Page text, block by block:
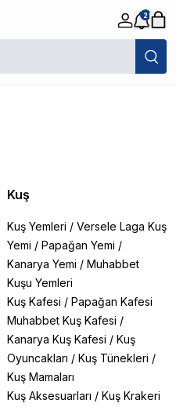
2
Kuş
Kuş Yemleri / Versele Laga Kuş
Yemi / Papağan Yemi /
Kanarya Yemi / Muhabbet
Kuşu Yemleri
Kuş Kafesi / Papağan Kafesi
Muhabbet Kuş Kafesi /
Kanarya Kuş Kafesi / Kuş
Oyuncakları / Kuş Tünekleri /
Kuş Mamaları
Kuş Aksesuarları / Kuş Krakeri